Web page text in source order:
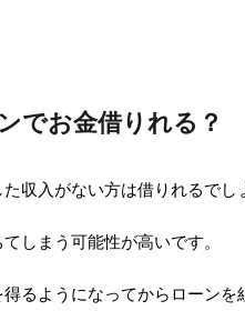
でお金借りれる？
収入がない方は借りれるでし
しまう可能性が高いです。
るようになってからローンを